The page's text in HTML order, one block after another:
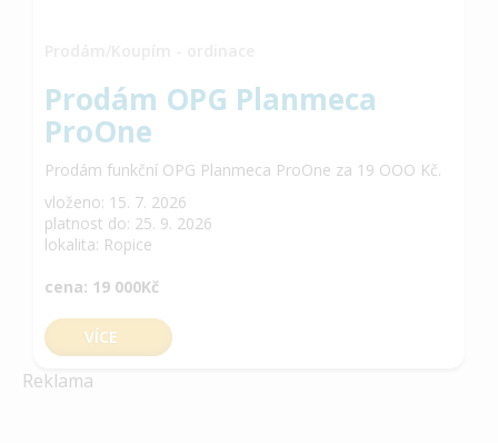
Prodám OPG Planmeca
ProOne
Prodám funkční OPG Planmeca ProOne za 19 OOO Kč.
vloženo: 15. 7. 2026
platnost do: 25. 9. 2026
lokalita: Ropice
cena: 19 000Kč
VÍCE
Reklama